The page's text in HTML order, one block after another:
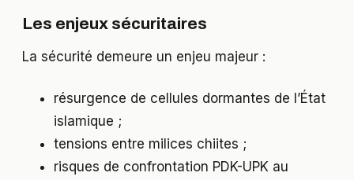
Les enjeux sécuritaires
La sécurité demeure un enjeu majeur :
résurgence de cellules dormantes de l’État
islamique ;
tensions entre milices chiites ;
risques de confrontation PDK-UPK au